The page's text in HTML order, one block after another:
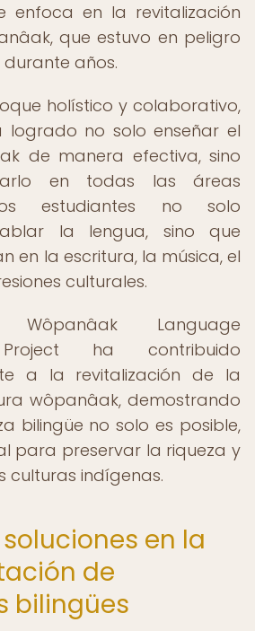
enfoca en la revitalización
que estuvo en peligro
años.
holístico y colaborativo,
logrado no solo enseñar el
de manera efectiva, sino
en todas las áreas
estudiantes no solo
la lengua, sino que
en la escritura, la música, el
culturales.
Language
Project ha contribuido
a la revitalización de la
wôpanâak, demostrando
bilingüe no solo es posible,
para preservar la riqueza y
culturas indígenas.
en la
de
bilingües